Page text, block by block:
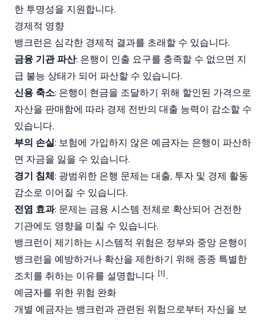
한 투명성을 지원합니다.
경제적 영향
뱅크런은 심각한 경제적 결과를 초래할 수 있습니다.
금융 기관 파산: 은행이 인출 요구를 충족할 수 없으면 지
급 불능 상태가 되어 파산할 수 있습니다.
신용 축소: 은행이 현금을 조달하기 위해 할인된 가격으로
자산을 판매함에 따라 경제 전반의 대출 능력이 감소할 수
있습니다.
부의 손실: 보험에 가입하지 않은 예금자는 은행이 파산하
면 자금을 잃을 수 있습니다.
경기 침체: 광범위한 은행 문제는 대출, 투자 및 경제 활동
감소로 이어질 수 있습니다.
전염 효과: 문제는 금융 시스템 전체로 확산되어 건전한
기관에도 영향을 미칠 수 있습니다.
뱅크런이 제기하는 시스템적 위험은 정부와 중앙 은행이
뱅크런을 예방하거나 확산을 제한하기 위해 종종 특별한
조치를 취하는 이유를 설명합니다 [1].
예금자를 위한 위험 완화
개별 예금자는 뱅크런과 관련된 위험으로부터 자신을 보